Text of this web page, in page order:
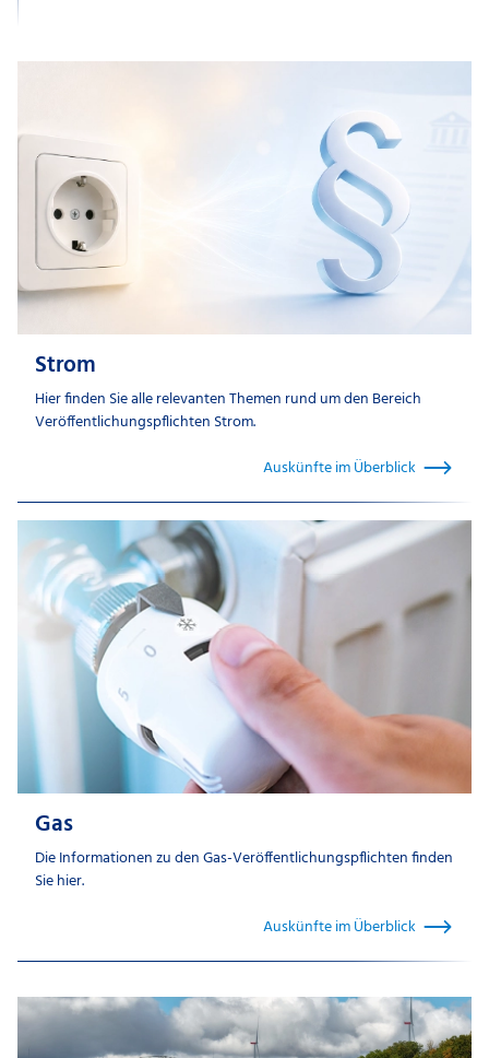
Strom
Hier finden Sie alle relevanten Themen rund um den Bereich
Veröffentlichungspflichten Strom.
Auskünfte im Überblick
Gas
Die Informationen zu den Gas-Veröffentlichungspflichten finden
Sie hier.
Auskünfte im Überblick